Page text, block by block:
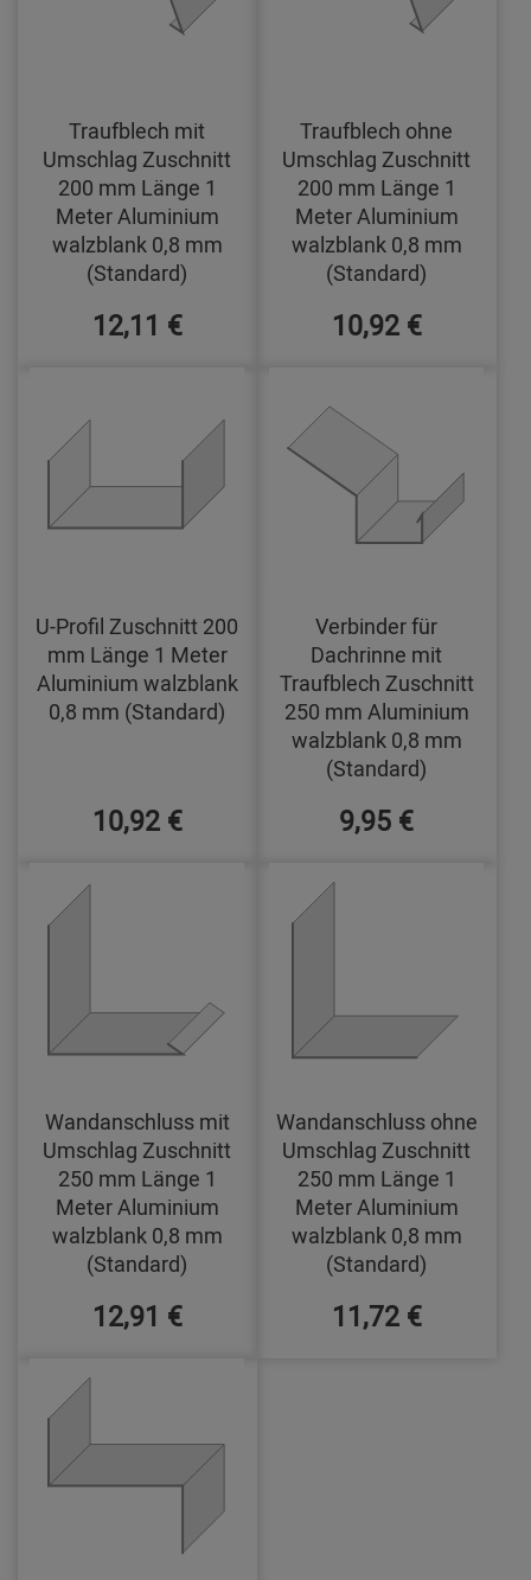
Traufblech mit
Umschlag Zuschnitt
200 mm Länge 1
Meter Aluminium
walzblank 0,8 mm
(Standard)
12,11 €
Traufblech ohne
Umschlag Zuschnitt
200 mm Länge 1
Meter Aluminium
walzblank 0,8 mm
(Standard)
10,92 €
U-Profil Zuschnitt 200
mm Länge 1 Meter
Aluminium walzblank
0,8 mm (Standard)
10,92 €
Verbinder für
Dachrinne mit
Traufblech Zuschnitt
250 mm Aluminium
walzblank 0,8 mm
(Standard)
9,95 €
Wandanschluss mit
Umschlag Zuschnitt
250 mm Länge 1
Meter Aluminium
walzblank 0,8 mm
(Standard)
12,91 €
Wandanschluss ohne
Umschlag Zuschnitt
250 mm Länge 1
Meter Aluminium
walzblank 0,8 mm
(Standard)
11,72 €